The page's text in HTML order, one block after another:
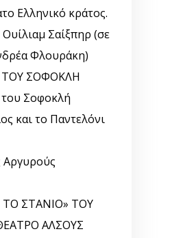
Ελληνικό κράτος.
Σαίξπηρ (σε
Φλουράκη)
ΤΟΥ ΣΟΦΟΚΛΗ
Σοφοκλή
και το Παντελόνι
Αργυρούς
ΤΟ ΣΤΑΝΙΟ» ΤΟΥ
ΑΛΣΟΥΣ